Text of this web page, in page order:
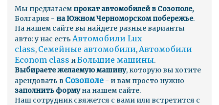
Мы предлагаем прокат автомобилей в Созополе,
Болгария - на Южном Черноморском побережье.
На нашем сайте вы найдете разные варианты
авто: у нас есть Автомобили Lux
class, Семейные автомобили,Автомобили
Econom class иБольшие машины.
Выбираете желаемую машину, которую вы хотите
арендовать в Созополе - и вам просто нужно
заполнить формуна нашем сайте.
Наш сотрудник свяжется с вами или встретится с